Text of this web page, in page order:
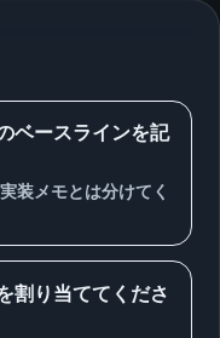
ベースラインを記
装メモとは分けてく
割り当ててくださ